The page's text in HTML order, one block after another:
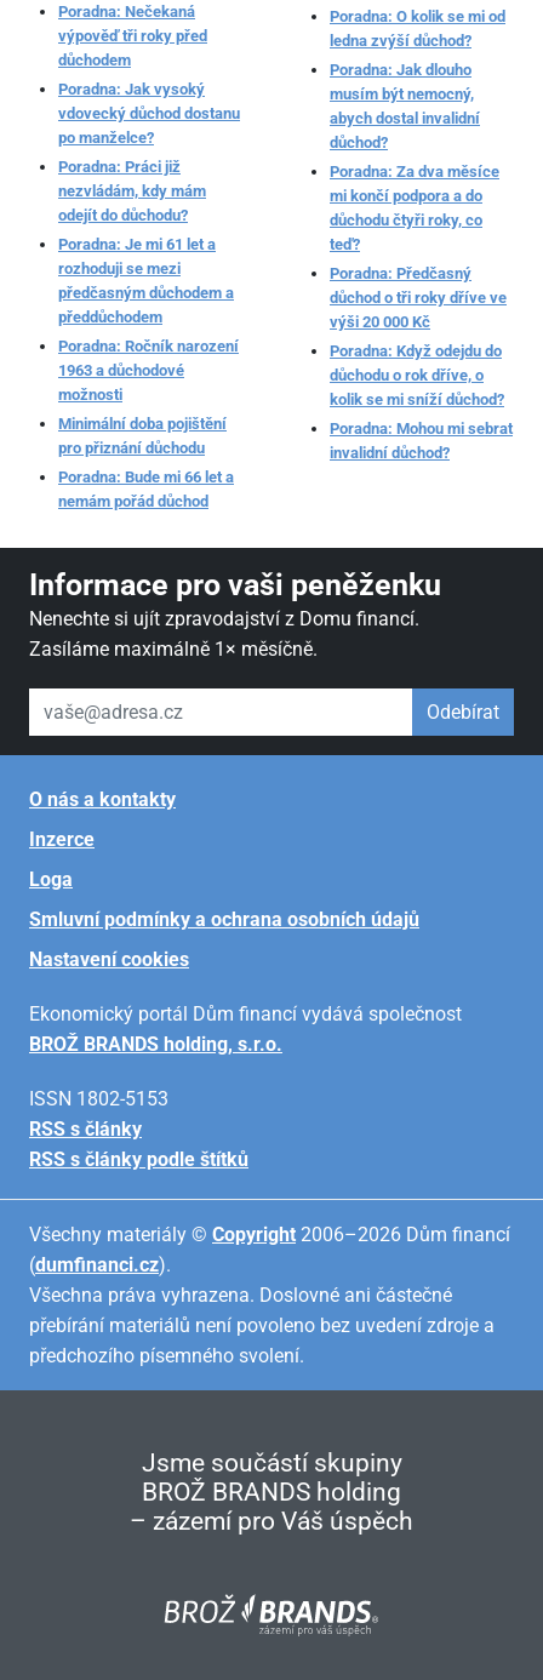
Poradna: Nečekaná
výpověď tři roky před
důchodem
Poradna: Jak vysoký
vdovecký důchod dostanu
po manželce?
Poradna: Práci již
nezvládám, kdy mám
odejít do důchodu?
Poradna: Je mi 61 let a
rozhoduji se mezi
předčasným důchodem a
předdůchodem
Poradna: Ročník narození
1963 a důchodové
možnosti
Minimální doba pojištění
pro přiznání důchodu
Poradna: Bude mi 66 let a
nemám pořád důchod
Poradna: O kolik se mi od
ledna zvýší důchod?
Poradna: Jak dlouho
musím být nemocný,
abych dostal invalidní
důchod?
Poradna: Za dva měsíce
mi končí podpora a do
důchodu čtyři roky, co
teď?
Poradna: Předčasný
důchod o tři roky dříve ve
výši 20 000 Kč
Poradna: Když odejdu do
důchodu o rok dříve, o
kolik se mi sníží důchod?
Poradna: Mohou mi sebrat
invalidní důchod?
Informace pro vaši peněženku
Nenechte si ujít zpravodajství z Domu financí.
Zasíláme maximálně 1× měsíčně.
váš email Odebírat
O nás a kontakty
Inzerce
Loga
Smluvní podmínky a ochrana osobních údajů
Nastavení cookies
Ekonomický portál Dům financí vydává společnost
BROŽ BRANDS holding, s.r.o.
ISSN 1802-5153
RSS s články
RSS s články podle štítků
Všechny materiály © Copyright 2006–2026 Dům financí
(dumfinanci.cz).
Všechna práva vyhrazena. Doslovné ani částečné
přebírání materiálů není povoleno bez uvedení zdroje a
předchozího písemného svolení.
Jsme součástí skupiny
BROŽ BRANDS holding
– zázemí pro Váš úspěch